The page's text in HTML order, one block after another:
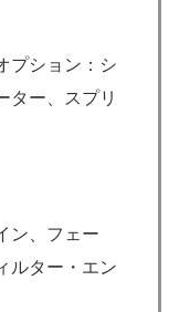
プション：シ
ター、スプリ
ン、フェー
ルター・エン